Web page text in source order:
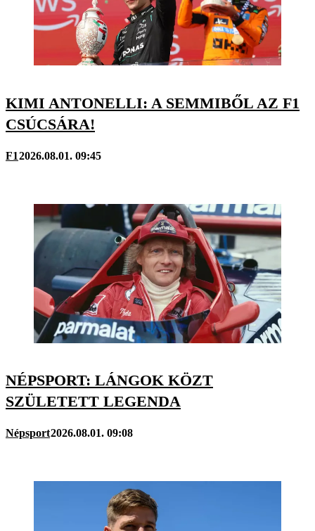
KIMI ANTONELLI: A SEMMIBŐL AZ F1
CSÚCSÁRA!
F12026.08.01. 09:45
NÉPSPORT: LÁNGOK KÖZT
SZÜLETETT LEGENDA
Népsport2026.08.01. 09:08